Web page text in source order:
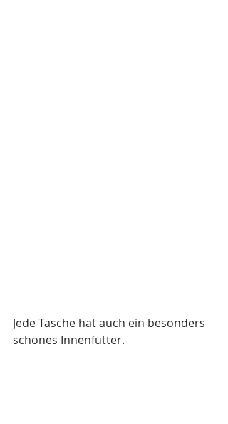
Jede Tasche hat auch ein besonders
schönes Innenfutter.